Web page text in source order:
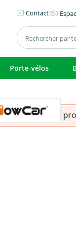
Contact
Porte-vélos
que le